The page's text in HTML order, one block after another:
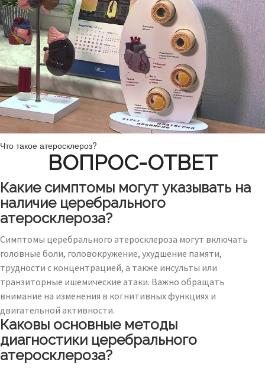
Что такое атеросклероз?
ВОПРОС-ОТВЕТ
Какие симптомы могут указывать на
наличие церебрального
атеросклероза?
Симптомы церебрального атеросклероза могут включать
головные боли, головокружение, ухудшение памяти,
трудности с концентрацией, а также инсульты или
транзиторные ишемические атаки. Важно обращать
внимание на изменения в когнитивных функциях и
двигательной активности.
Каковы основные методы
диагностики церебрального
атеросклероза?